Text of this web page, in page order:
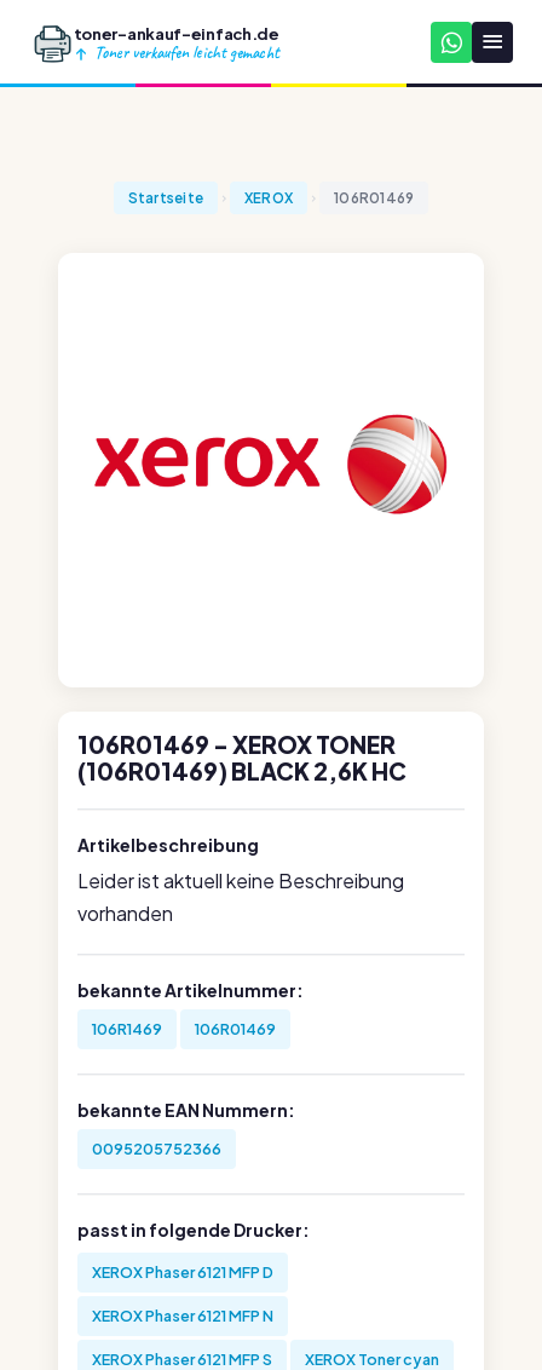
toner-ankauf-einfach.de
Toner verkaufen leicht gemacht
Startseite XEROX 106R01469
106R01469 - XEROX TONER
(106R01469) BLACK 2,6K HC
Artikelbeschreibung
Leider ist aktuell keine Beschreibung
vorhanden
bekannte Artikelnummer:
106R1469 106R01469
bekannte EAN Nummern:
0095205752366
passt in folgende Drucker:
XEROX Phaser 6121 MFP D
XEROX Phaser 6121 MFP N
XEROX Phaser 6121 MFP S XEROX Toner cyan